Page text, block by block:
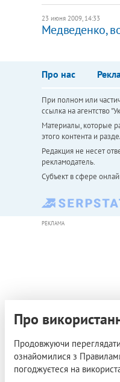
23 июня 2009, 14:33
Медведенко,
Про нас
При полном или
ссылка на агентство
Материалы, которые
этого контента и
Редакция не несет
рекламодатель.
Субъект в сфере
РЕКЛАМА
Про
Продовжуючи
ознайомилися з
погоджуєтеся на